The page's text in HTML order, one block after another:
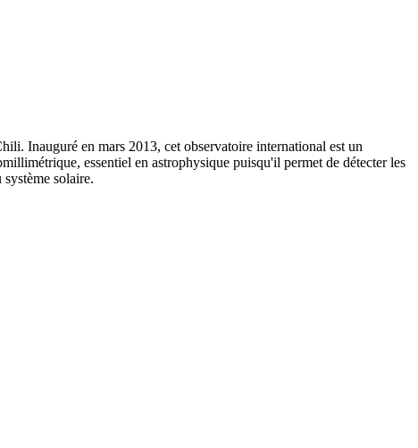
Inauguré en mars 2013, cet observatoire international est un
essentiel en astrophysique puisqu'il permet de détecter les
solaire.